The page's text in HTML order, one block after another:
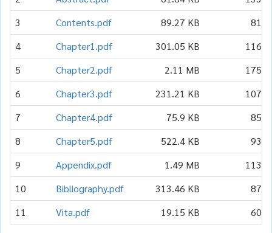
3
Contents.pdf 89.27 KB 81
4
Chapter1.pdf 301.05 KB 116
5
Chapter2.pdf 2.11 MB 175
6
Chapter3.pdf 231.21 KB 107
7
Chapter4.pdf 75.9 KB 85
8
Chapter5.pdf 522.4 KB 93
9
Appendix.pdf 1.49 MB 113
10
Bibliography.pdf 313.46 KB 87
11
Vita.pdf 19.15 KB 60